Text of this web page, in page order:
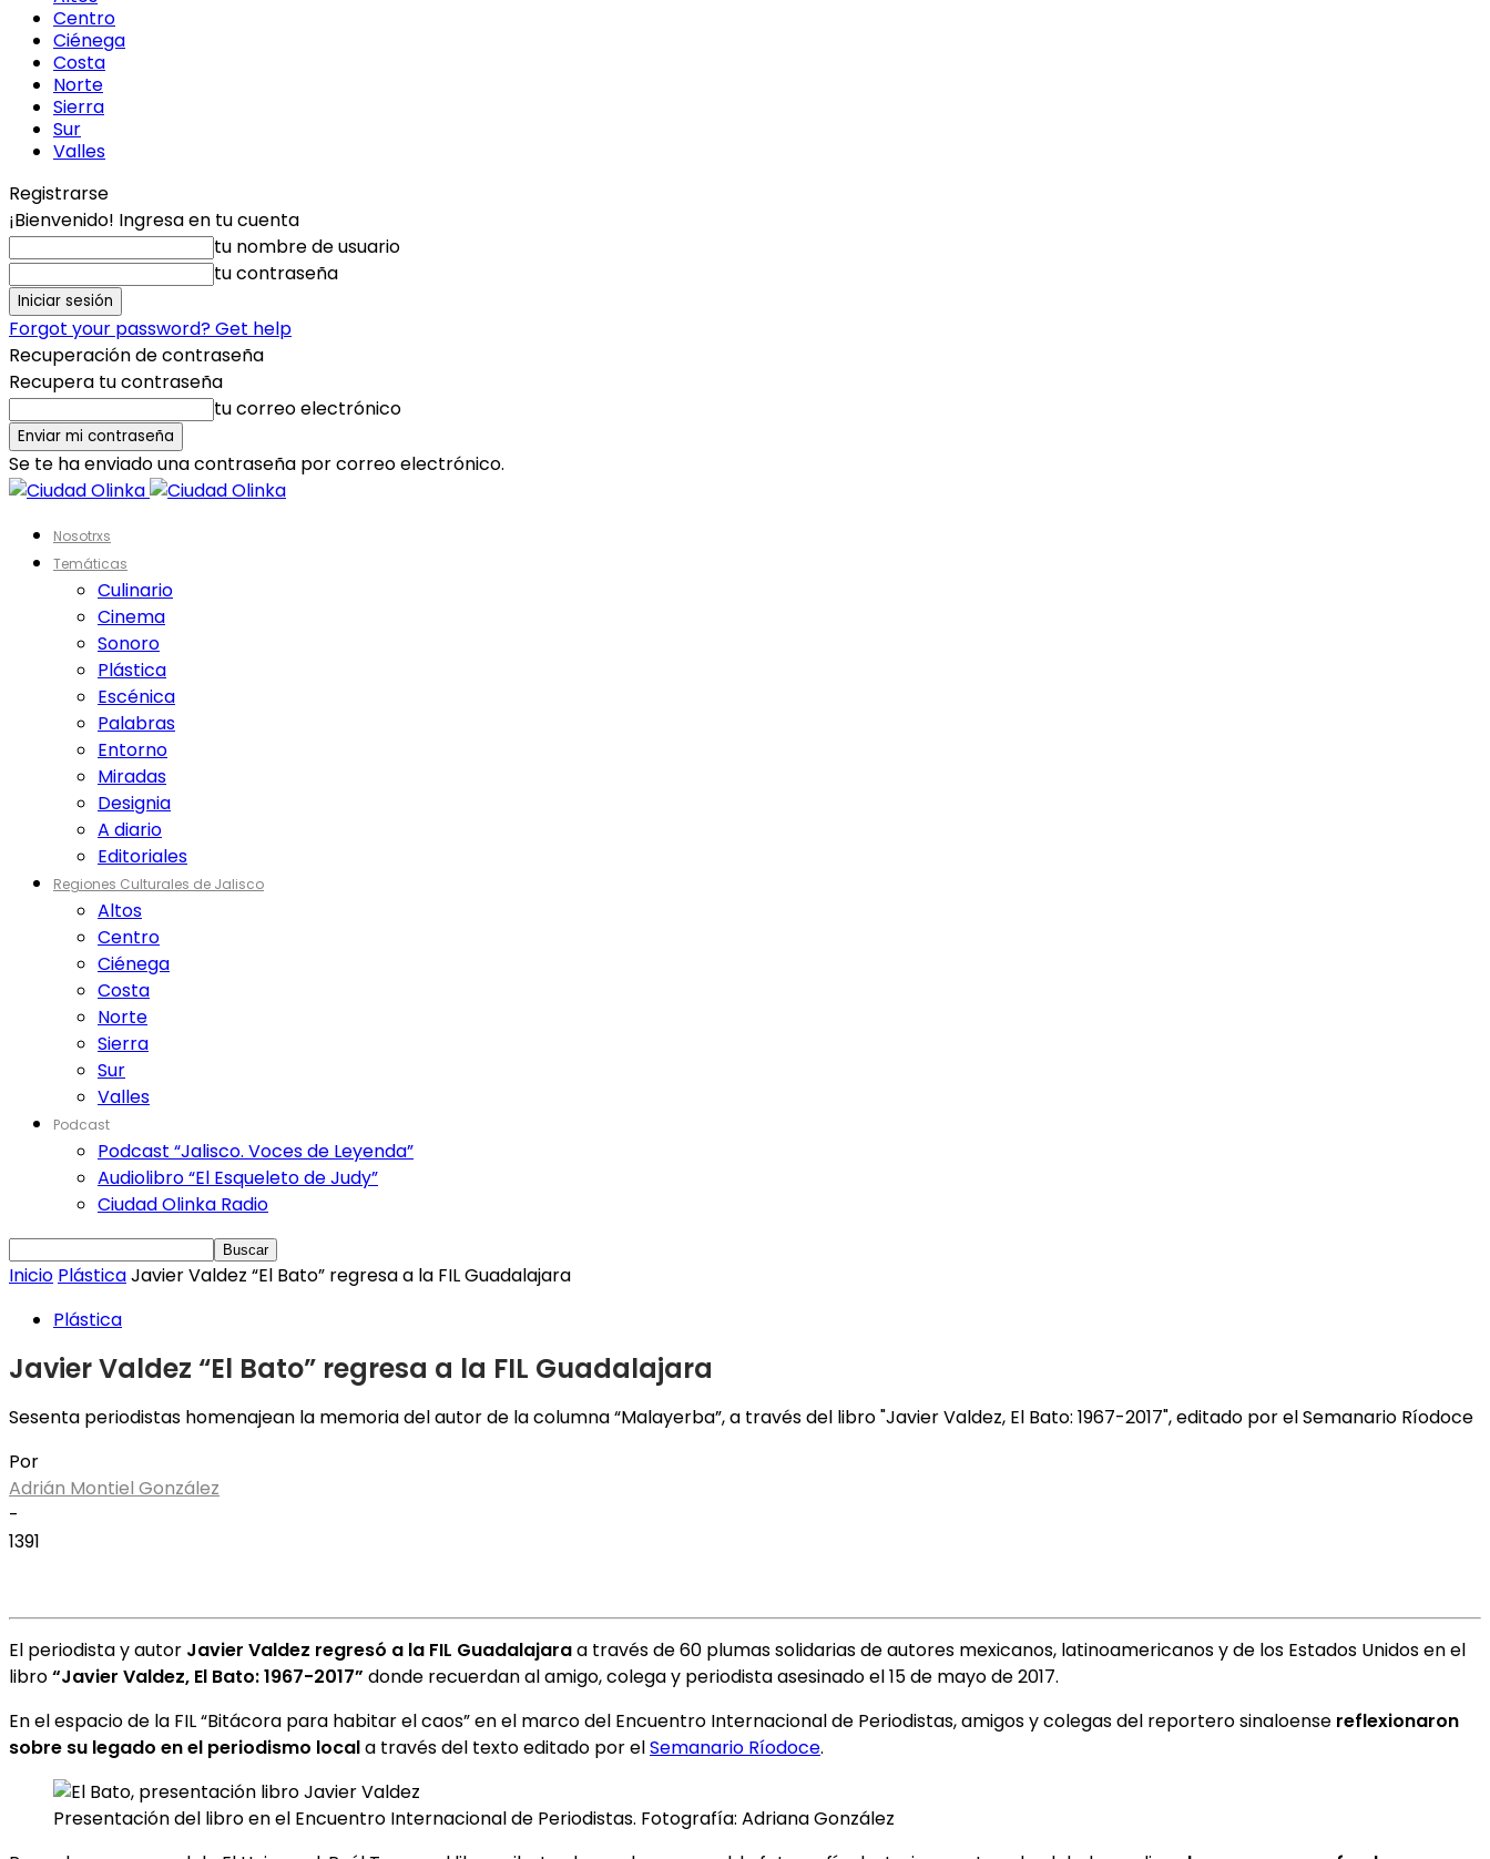
Centro
Ciénega
Costa
Norte
Sierra
Sur
Valles
Registrarse
¡Bienvenido! Ingresa en tu cuenta
tu nombre de usuario
tu contraseña
Forgot your password? Get help
Recuperación de contraseña
Recupera tu contraseña
tu correo electrónico
Se te ha enviado una contraseña por correo electrónico.
Nosotrxs
Temáticas
Culinario
Cinema
Sonoro
Plástica
Escénica
Palabras
Entorno
Miradas
Designia
A diario
Editoriales
Regiones Culturales de Jalisco
Altos
Centro
Ciénega
Costa
Norte
Sierra
Sur
Valles
Podcast
Podcast “Jalisco. Voces de Leyenda”
Audiolibro “El Esqueleto de Judy”
Ciudad Olinka Radio
Inicio PlásticaJavier Valdez “El Bato” regresa a la FIL Guadalajara
Plástica
Javier Valdez “El Bato” regresa a la FIL Guadalajara
Sesenta periodistas homenajean la memoria del autor de la columna “Malayerba”, a través del libro "Javier Valdez, El Bato: 1967-2017", editado por el Semanario Ríodoce
Por
Adrián Montiel González
-
1391
El periodista y autor Javier Valdez regresó a la FIL Guadalajaraa través de 60 plumas solidarias de autores mexicanos, latinoamericanos y de los Estados Unidos en el
libro“Javier Valdez, El Bato: 1967-2017” donde recuerdan al amigo, colega y periodista asesinado el 15 de mayo de 2017.
En el espacio de la FIL “Bitácora para habitar el caos” en el marco del Encuentro Internacional de Periodistas, amigos y colegas del reportero sinaloense reflexionaron
sobre su legado en el periodismo locala través del texto editado por elSemanario Ríodoce.
Presentación del libro en el Encuentro Internacional de Periodistas. Fotografía: Adriana González